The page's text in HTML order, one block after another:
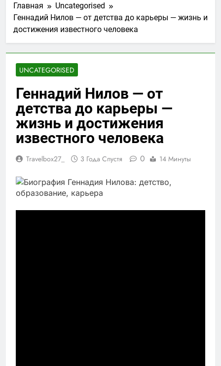
Главная
Uncategorised
Геннадий Нилов — от детства до карьеры — жизнь и
достижения известного человека
UNCATEGORISED
Геннадий Нилов — от
детства до карьеры —
жизнь и достижения
известного человека
Travelbox27_ 3 Года Спустя 0 14 Минуты